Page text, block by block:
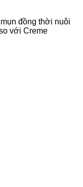
đồng thời nuôi
với Creme